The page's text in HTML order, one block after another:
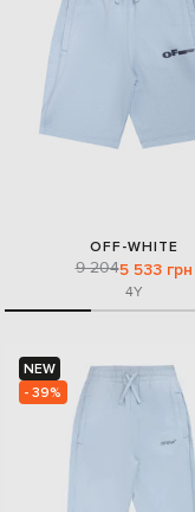
OFF-WHITE
9 2045 533 грн
4Y
NEW
- 39%